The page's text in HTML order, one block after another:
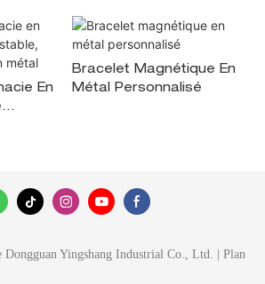
En
Bracelet Magnétique En
Métal Personnalisé
Yingshang Industrial Co., Ltd. | Plan